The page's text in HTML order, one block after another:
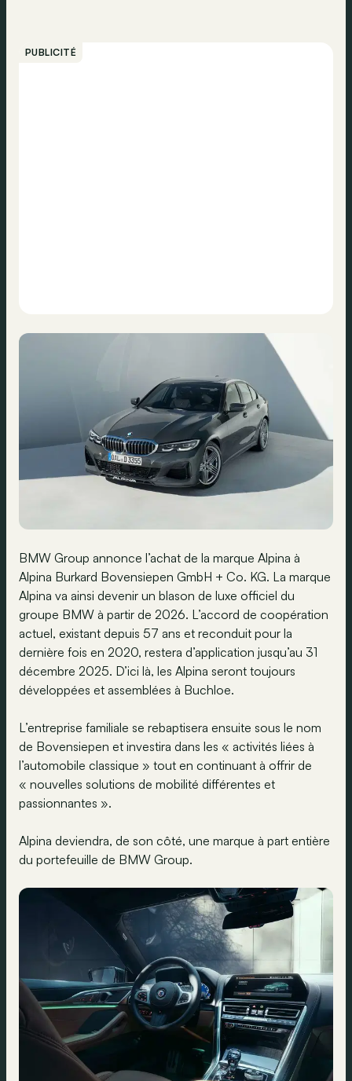
PUBLICITÉ
BMW Group annonce l’achat de la marque Alpina à
Alpina Burkard Bovensiepen GmbH + Co. KG. La marque
Alpina va ainsi devenir un blason de luxe officiel du
groupe BMW à partir de 2026. L’accord de coopération
actuel, existant depuis 57 ans et reconduit pour la
dernière fois en 2020, restera d’application jusqu’au 31
décembre 2025. D’ici là, les Alpina seront toujours
développées et assemblées à Buchloe.
L’entreprise familiale se rebaptisera ensuite sous le nom
de Bovensiepen et investira dans les « activités liées à
l’automobile classique » tout en continuant à offrir de
« nouvelles solutions de mobilité différentes et
passionnantes ».
Alpina deviendra, de son côté, une marque à part entière
du portefeuille de BMW Group.